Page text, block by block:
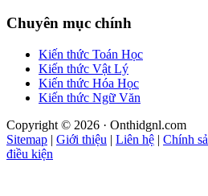
Chuyên mục chính
Kiến thức Toán Học
Kiến thức Vật Lý
Kiến thức Hóa Học
Kiến thức Ngữ Văn
Copyright © 2026 · Onthidgnl.com
Sitemap | Giới thiệu | Liên hệ | Chính
điều kiện